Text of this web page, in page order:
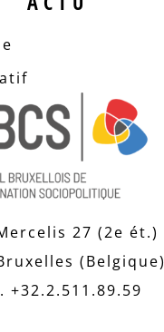
27 (2e ét.)
(Belgique)
+32.2.511.89.59